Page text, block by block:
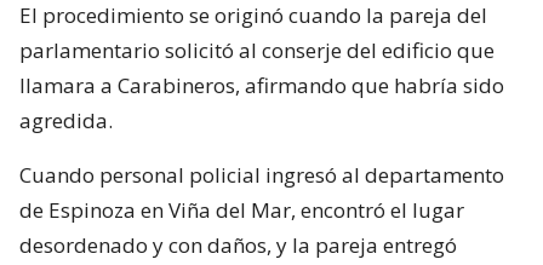
El procedimiento se originó cuando la pareja del
parlamentario solicitó al conserje del edificio que
llamara a Carabineros, afirmando que habría sido
agredida.
Cuando personal policial ingresó al departamento
de Espinoza en Viña del Mar, encontró el lugar
desordenado y con daños, y la pareja entregó